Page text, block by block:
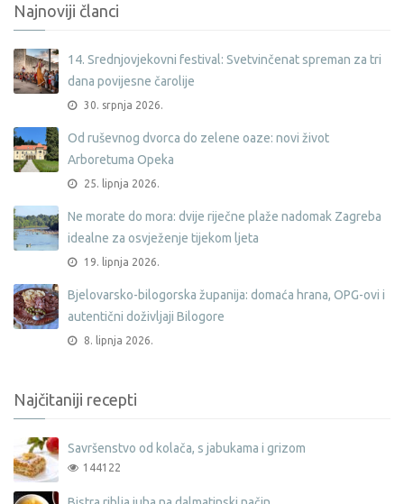
Najnoviji članci
14. Srednjovjekovni festival: Svetvinčenat spreman za tri
dana povijesne čarolije
30. srpnja 2026.
Od ruševnog dvorca do zelene oaze: novi život
Arboretuma Opeka
25. lipnja 2026.
Ne morate do mora: dvije riječne plaže nadomak Zagreba
idealne za osvježenje tijekom ljeta
19. lipnja 2026.
Bjelovarsko-bilogorska županija: domaća hrana, OPG-ovi i
autentični doživljaji Bilogore
8. lipnja 2026.
Najčitaniji recepti
Savršenstvo od kolača, s jabukama i grizom
144122